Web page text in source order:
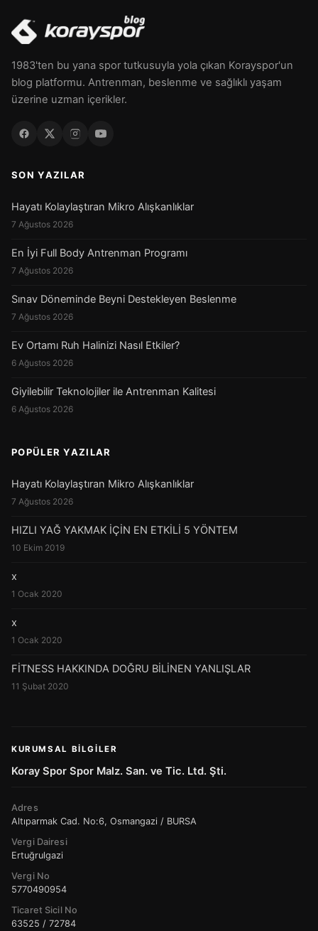
1983'ten bu yana spor tutkusuyla yola çıkan Korayspor'un
blog platformu. Antrenman, beslenme ve sağlıklı yaşam
üzerine uzman içerikler.
SON YAZILAR
Hayatı Kolaylaştıran Mikro Alışkanlıklar
7 Ağustos 2026
En İyi Full Body Antrenman Programı
7 Ağustos 2026
Sınav Döneminde Beyni Destekleyen Beslenme
7 Ağustos 2026
Ev Ortamı Ruh Halinizi Nasıl Etkiler?
6 Ağustos 2026
Giyilebilir Teknolojiler ile Antrenman Kalitesi
6 Ağustos 2026
POPÜLER YAZILAR
Hayatı Kolaylaştıran Mikro Alışkanlıklar
7 Ağustos 2026
HIZLI YAĞ YAKMAK İÇİN EN ETKİLİ 5 YÖNTEM
10 Ekim 2019
x
1 Ocak 2020
x
1 Ocak 2020
FİTNESS HAKKINDA DOĞRU BİLİNEN YANLIŞLAR
11 Şubat 2020
KURUMSAL BILGILER
Koray Spor Spor Malz. San. ve Tic. Ltd. Şti.
Adres
Altıparmak Cad. No:6, Osmangazi / BURSA
Vergi Dairesi
Ertuğrulgazi
Vergi No
5770490954
Ticaret Sicil No
63525 / 72784